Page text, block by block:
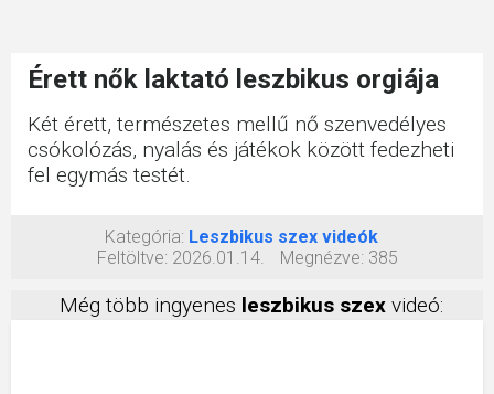
Érett nők laktató leszbikus orgiája
Két érett, természetes mellű nő szenvedélyes
csókolózás, nyalás és játékok között fedezheti
fel egymás testét.
Kategória: Leszbikus szex videók
Feltöltve: 2026.01.14. Megnézve: 385
Még több ingyenes leszbikus szex videó: